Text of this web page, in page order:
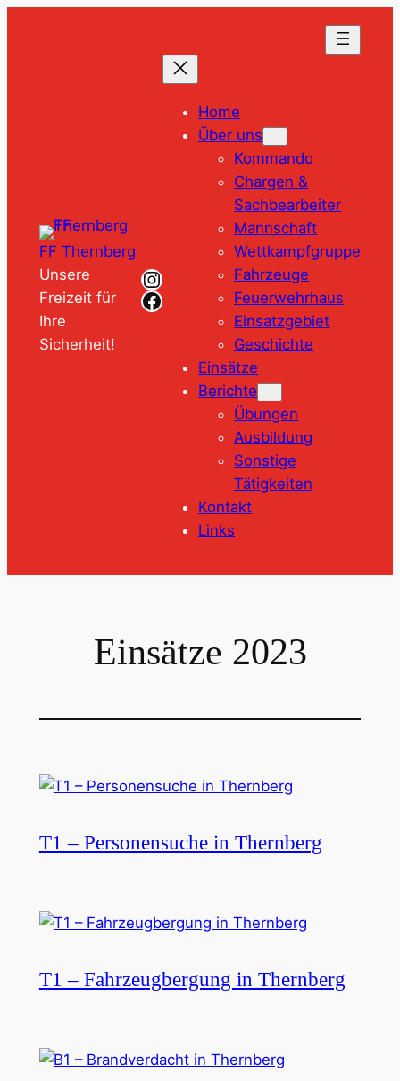
FF Thernberg
Unsere
Freizeit für
Ihre
Sicherheit!
Instagram
Facebook
Home
Über uns
Kommando
Chargen &
Sachbearbeiter
Mannschaft
Wettkampfgruppe
Fahrzeuge
Feuerwehrhaus
Einsatzgebiet
Geschichte
Einsätze
Berichte
Übungen
Ausbildung
Sonstige
Tätigkeiten
Kontakt
Links
Einsätze 2023
T1 – Personensuche in Thernberg
T1 – Fahrzeugbergung in Thernberg